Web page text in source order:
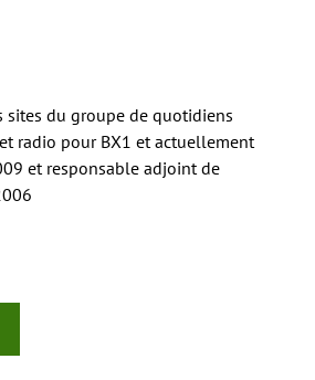
sites du groupe de quotidiens
radio pour BX1 et actuellement
et responsable adjoint de